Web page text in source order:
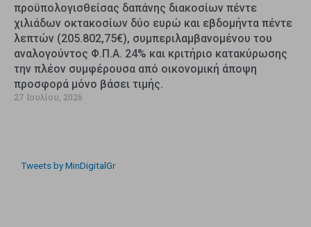
προϋπολογισθείσας δαπάνης διακοσίων πέντε
χιλιάδων οκτακοσίων δύο ευρώ και εβδομήντα πέντε
λεπτών (205.802,75€), συμπεριλαμβανομένου του
αναλογούντος Φ.Π.Α. 24% και κριτήριο κατακύρωσης
την πλέον συμφέρουσα από οικονομική άποψη
προσφορά μόνο βάσει τιμής.
27 Ιουλίου, 2026
Tweets by MinDigitalGr